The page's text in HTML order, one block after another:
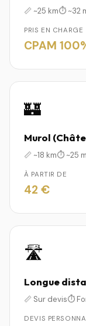
📏 ~25 km⏱️ ~32
PRIS EN CHARGE
CPAM
🏰
Murol
📏 ~18 km⏱️ ~25
À PARTIR DE
42 €
🛣️
Longue
📏 Sur devis⏱️
DEVIS